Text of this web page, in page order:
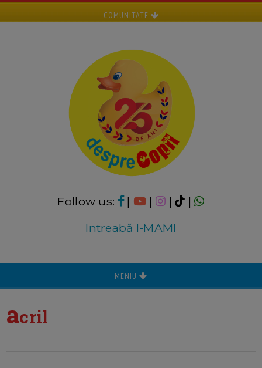
COMUNITATE
Follow us: | | |
|
Intreabă I-MAMI
MENIU
acril